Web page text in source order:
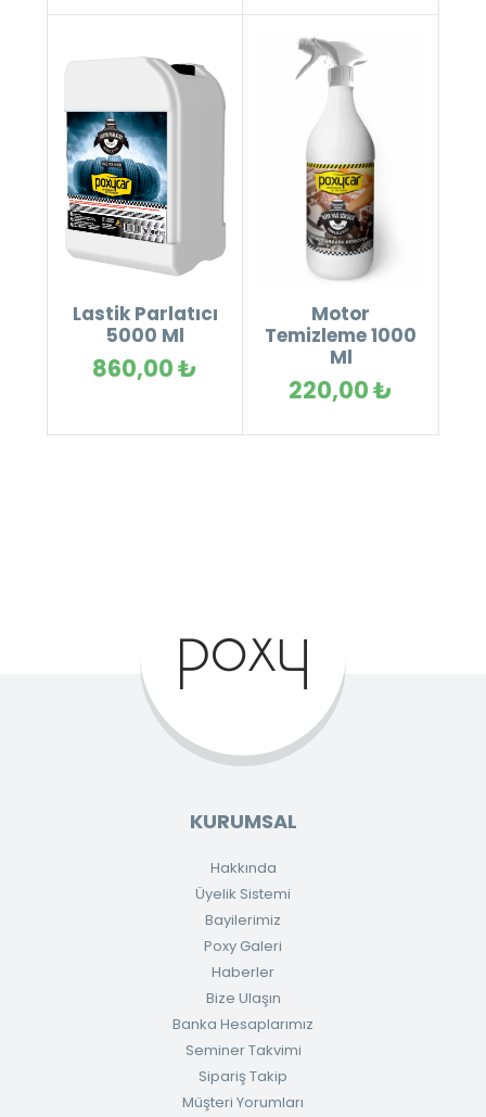
Lastik Parlatıcı
5000 Ml
860,00 ₺
Motor
Temizleme 1000
Ml
220,00 ₺
KURUMSAL
Hakkında
Üyelik Sistemi
Bayilerimiz
Poxy Galeri
Haberler
Bize Ulaşın
Banka Hesaplarımız
Seminer Takvimi
Sipariş Takip
Müşteri Yorumları